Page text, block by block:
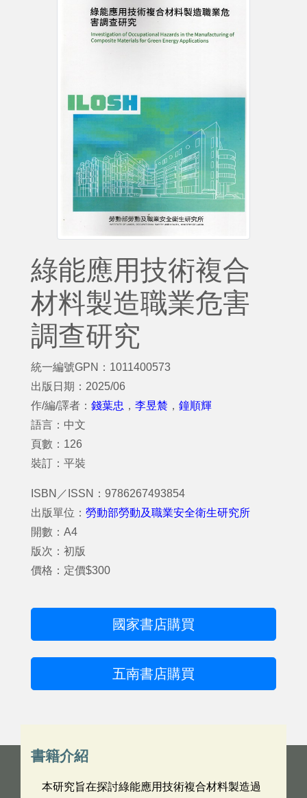
綠能應用技術複合
材料製造職業危害
調查研究
統一編號GPN：1011400573
出版日期：2025/06
作/編/譯者： 錢葉忠 ， 李昱辳 ， 鐘順輝
語言：中文
頁數：126
裝訂：平裝
ISBN／ISSN：9786267493854
出版單位： 勞動部勞動及職業安全衛生研究所
開數：A4
版次：初版
價格：定價$300
國家書店購買
五南書店購買
書籍介紹
本研究旨在探討綠能應用技術複合材料製造過